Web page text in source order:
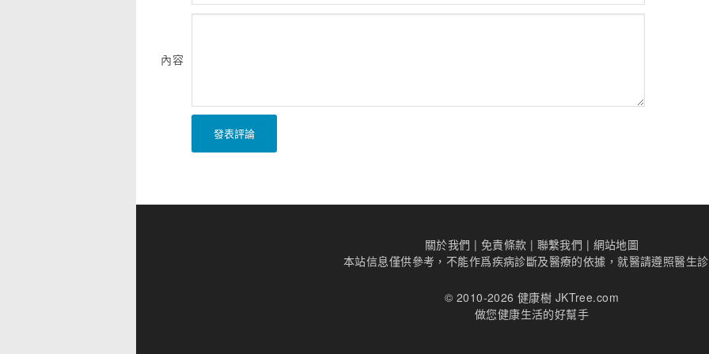
內容
發表評論
關於我們 | 免責條款 | 聯繫我們 | 網站地圖
本站信息僅供參考，不能作爲疾病診斷及醫療的依據，就醫請遵照醫生
© 2010-2026 健康樹 JKTree.com
做您健康生活的好幫手